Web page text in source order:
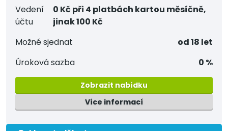
Vedení
účtu
0 Kč při 4 platbách kartou měsíčně,
jinak 100 Kč
Možné sjednat
od 18 let
Úroková sazba
0 %
Zobrazit nabídku
Více informací